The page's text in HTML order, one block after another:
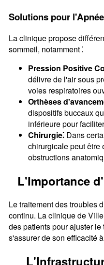
Solutions pour
La clinique propose
sommeil, notamment ⁚
Pression Positive
délivre de l'air sous
voies respiratoires
Orthèses
dispositifs buccaux
inférieure pour
Chirurgie⁚Dans
chirurgicale peut être
obstructions
L'Importance
Le traitement des troubles
continu. La clinique de
des patients pour ajuster
s'assurer de son efficacité